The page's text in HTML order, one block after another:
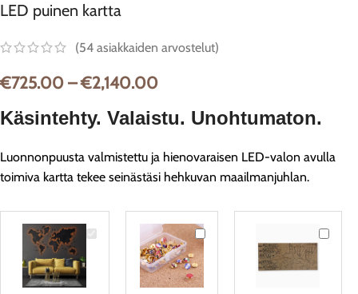
LED puinen kartta
(54 asiakkaiden arvostelut)
€725.00 – €2,140.00
Käsintehty. Valaistu. Unohtumaton.
Luonnonpuusta valmistettu ja hienovaraisen LED-valon avulla
toimiva kartta tekee seinästäsi hehkuvan maailmanjuhlan.
LED
kartta
Lippuneulat
–
100
kpl